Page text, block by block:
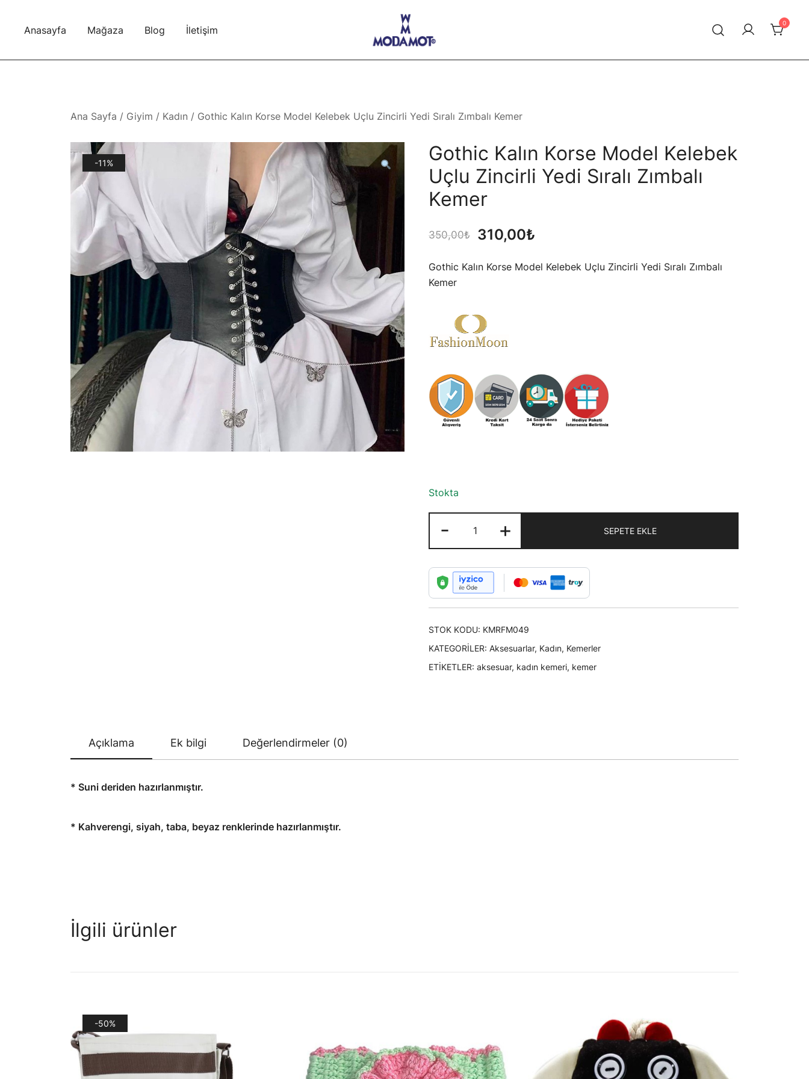
Anasayfa Mağaza Blog İletişim
Modamot E-Ticaret
0
Ana Sayfa / Giyim / Kadın / Gothic Kalın Korse Model Kelebek Uçlu Zincirli Yedi Sıralı Zımbalı Kemer
-11%
Gothic Kalın Korse Model Kelebek
Uçlu Zincirli Yedi Sıralı Zımbalı
Kemer
350,00₺
Orijinal
310,00₺
Gothic Kalın Korse Model Kelebek Uçlu Zincirli Yedi Sıralı Zımbalı
Kemer
Stokta
-
Kalın
Korse
Model
Kelebek
Uçlu
Yedi
Sıralı
Zımbalı
+ SEPETE EKLE
STOK KODU: KMRFM049
KATEGORILER: Aksesuarlar, Kadın, Kemerler
ETIKETLER: aksesuar, kadın kemeri, kemer
Açıklama Ek bilgi Değerlendirmeler (0)
* Suni deriden hazırlanmıştır.
* Kahverengi, siyah, taba, beyaz renklerinde hazırlanmıştır.
İlgili ürünler
-50%